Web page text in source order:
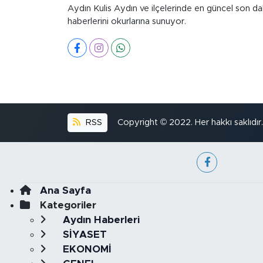
Aydın Kulis Aydın ve ilçelerinde en güncel son
haberlerini okurlarına sunuyor.
RSS Copyright © 2022. Her hakkı saklıdır.
Ana Sayfa
Kategoriler
Aydın Haberleri
SİYASET
EKONOMİ